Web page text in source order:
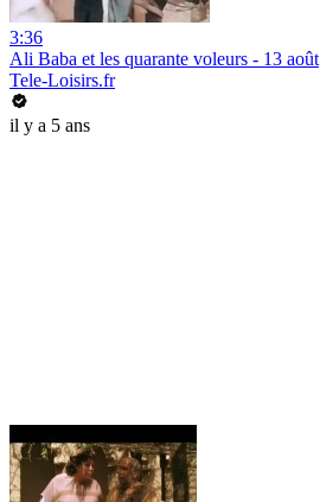
3:36
Ali Baba et les quarante voleurs - 13 août
Tele-Loisirs.fr
il y a 5 ans